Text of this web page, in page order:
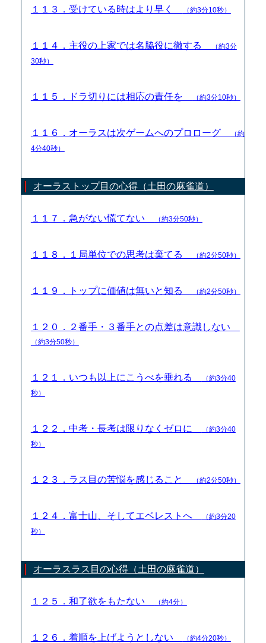
１１３．受けている時はより早く （約3分10秒）
１１４．主役の上家では名脇役に徹する
（約3分
30秒）
１１５．ドラ切りには相応の責任を （約3分10秒）
１１６．オーラスは次ゲームへのプロローグ
（約
4分40秒）
オーラストップ目の心得（土田の麻雀道）
１１７．急がない慌てない （約3分50秒）
１１８．１局単位での思考は棄てる （約2分50秒）
１１９．トップに価値は無いと知る （約2分50秒）
１２０．２番手・３番手との点差は意識しない
（約3分50秒）
１２１．いつも以上にこうべを垂れる
（約3分40
秒）
１２２．中考・長考は限りなくゼロに
（約3分40
秒）
１２３．ラス目の苦悩を感じること （約2分50秒）
１２４．富士山、そしてエベレストへ
（約3分20
秒）
オーラスラス目の心得（土田の麻雀道）
１２５．和了欲をもたない （約4分）
１２６．着順を上げようとしない （約4分20秒）